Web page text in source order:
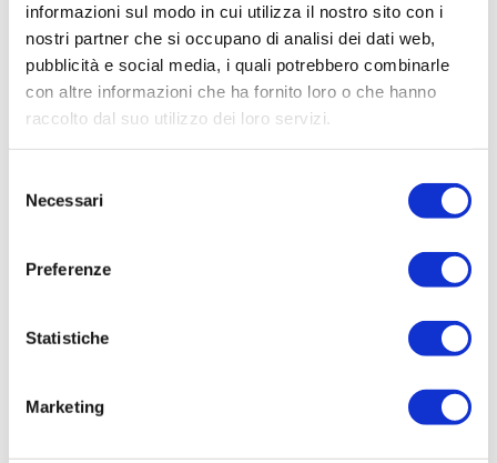
informazioni sul modo in cui utilizza il nostro sito con i
nostri partner che si occupano di analisi dei dati web,
pubblicità e social media, i quali potrebbero combinarle
con altre informazioni che ha fornito loro o che hanno
raccolto dal suo utilizzo dei loro servizi.
delNecessari
Preferenze
Statistiche
Marketing
Elenco operatori invitati:
Codice Fiscale:
Procedura di scelta:
Affidamento ai sensi del Regolamento Generale
avv. Giulia MARTELLOS - cod. fisc.
Importo Aggiudicazione:
Tempi di completamento:
Importo Liquidato: